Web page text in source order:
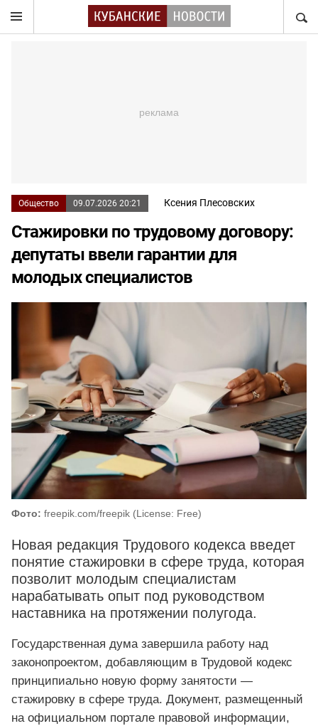
Общество 09.07.2026 20:21 Ксения Плесовских
Стажировки по трудовому договору:
депутаты ввели гарантии для
молодых специалистов
Фото: freepik.com/freepik (License: Free)
Новая редакция Трудового кодекса введет
понятие стажировки в сфере труда, которая
позволит молодым специалистам
нарабатывать опыт под руководством
наставника на протяжении полугода.
Государственная дума завершила работу над
законопроектом, добавляющим в Трудовой кодекс
принципиально новую форму занятости —
стажировку в сфере труда. Документ, размещенный
на официальном портале правовой информации,